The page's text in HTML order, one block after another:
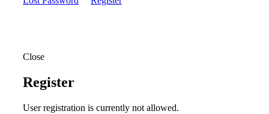
Close
Register
User registration is currently not allowed.